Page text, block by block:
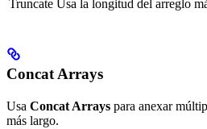
Truncate Usa la longitud del arreglo
Concat Arrays
Usa Concat Arrays para anexar
más largo.